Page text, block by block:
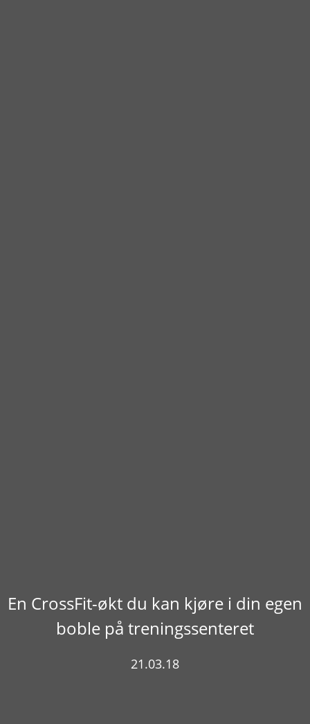
En CrossFit-økt du kan kjøre i din egen
boble på treningssenteret
21.03.18